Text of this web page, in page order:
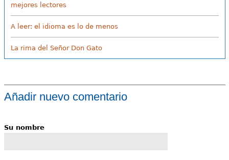
mejores lectores
A leer: el idioma es lo de menos
La rima del Señor Don Gato
Añadir nuevo comentario
Su nombre